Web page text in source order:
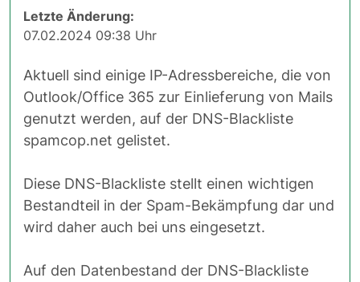
Letzte Änderung:
07.02.2024 09:38 Uhr
Aktuell sind einige IP-Adressbereiche, die von
Outlook/Office 365 zur Einlieferung von Mails
genutzt werden, auf der DNS-Blackliste
spamcop.net gelistet.
Diese DNS-Blackliste stellt einen wichtigen
Bestandteil in der Spam-Bekämpfung dar und
wird daher auch bei uns eingesetzt.
Auf den Datenbestand der DNS-Blackliste